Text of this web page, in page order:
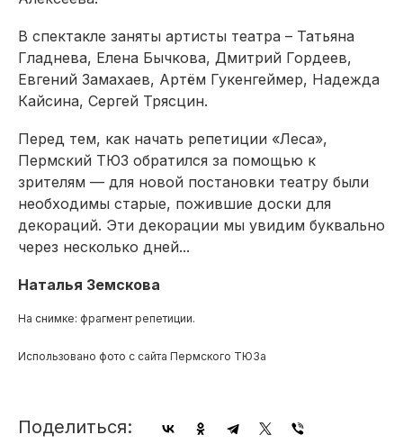
В спектакле заняты артисты театра – Татьяна
Гладнева, Елена Бычкова, Дмитрий Гордеев,
Евгений Замахаев, Артём Гукенгеймер, Надежда
Кайсина, Сергей Трясцин.
Перед тем, как начать репетиции «Леса»,
Пермский ТЮЗ обратился за помощью к
зрителям — для новой постановки театру были
необходимы старые, пожившие доски для
декораций. Эти декорации мы увидим буквально
через несколько дней...
Наталья Земскова
На снимке: фрагмент репетиции.
Использовано фото с сайта Пермского ТЮЗа
Поделиться: